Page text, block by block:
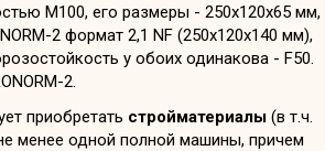
М100, его размеры - 250х120х65 мм,
2 формат 2,1 NF (250х120х140 мм),
у обоих одинакова - F50.
2.
приобретать стройматериалы(в т.ч.
менее одной полной машины, причем